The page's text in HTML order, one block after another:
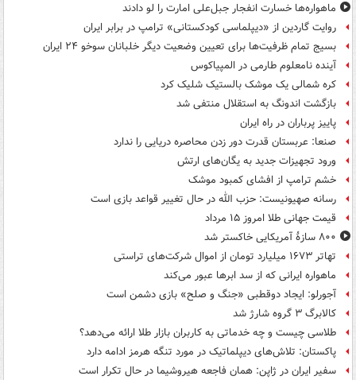
ماهواره‌ها خسارت انفجار جبل‌علی امارت را لو دادند
روایت گاردین از «دیپلماسی کودکستانی» ترامپ در برابر ایران
بسیج تمام ظرفیت‌ها برای تعیین وضعیت دیگر خلبانان سوخو ۲۴ ایران
آینده نامعلوم طارمی در المپیاکوس
کره شمالی یک موشک بالستیک شلیک کرد
بازگشت اندونگ به استقلال منتفی شد
پاییز پرباران در راه ایران
صنعا: عربستان قدرت دور زدن محاصره دریایی را ندارد
ورود تجهیزات جدید به یگان‌های ارتش
خشم ترامپ از افشای کمبود موشک
رسانه صهیونیست: حزب الله در حال تغییر قواعد بازی است
قیمت جهانی طلا امروز ۱۵ مرداد
۸۰۰ سازۀ آمریکایی خاکستر شد
تهاتر ۱۶۷۳ میلیارد تومان از اموال شرکت‌های تراستی
ماهواره ایرانی که از سد ابرها عبور می‌کند
آجورلو: ایجاد دوقطبی «جنگ و صلح‌» بازی دشمن است
کالابرگ ۳ گروه شارژ شد
طلاسی چیست و چه خدماتی به کاربران بازار طلا ارائه می‌دهد؟
پاکستان: تلاش‌های دیپلماتیک در مورد تنگه هرمز ادامه دارد
سفیر ایران در ژاپن: همان فاجعه هیروشیما در حال تکرار است